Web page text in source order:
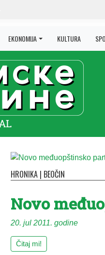
EKONOMIJA KULTURA
HRONIKA | BEOČIN
No­vo
20. jul 2011. godine
Čitaj mi!